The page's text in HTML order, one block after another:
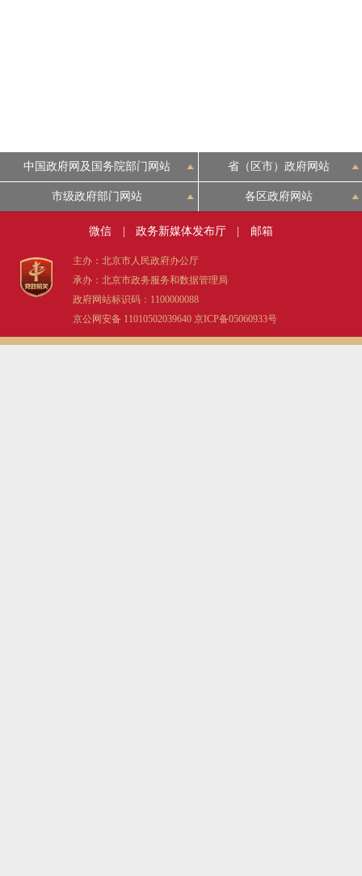
中国政府网及国务院部门网站 省（区市）政府网站
市级政府部门网站 各区政府网站
微信 政务新媒体发布厅 邮箱
主办：北京市人民政府办公厅
承办：北京市政务服务和数据管理局
政府网站标识码：1100000088
京公网安备 11010502039640 京ICP备05060933号